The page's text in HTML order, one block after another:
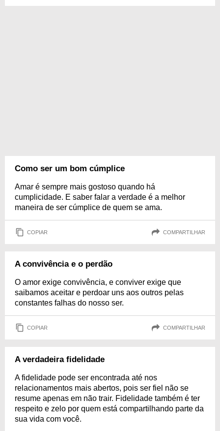
Como ser um bom cúmplice
Amar é sempre mais gostoso quando há
cumplicidade. E saber falar a verdade é a melhor
maneira de ser cúmplice de quem se ama.
COPIAR COMPARTILHAR
A convivência e o perdão
O amor exige convivência, e conviver exige que
saibamos aceitar e perdoar uns aos outros pelas
constantes falhas do nosso ser.
COPIAR COMPARTILHAR
A verdadeira fidelidade
A fidelidade pode ser encontrada até nos
relacionamentos mais abertos, pois ser fiel não se
resume apenas em não trair. Fidelidade também é ter
respeito e zelo por quem está compartilhando parte da
sua vida com você.